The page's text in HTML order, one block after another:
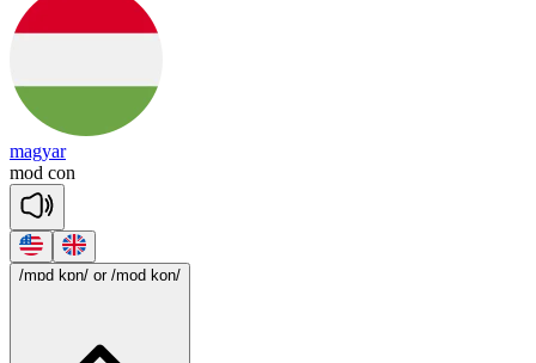
magyar
mod con
/mɒd kɒn/ or /mod kon/